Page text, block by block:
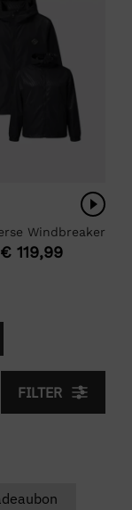
FILTER
Windbreaker
€ 119,99